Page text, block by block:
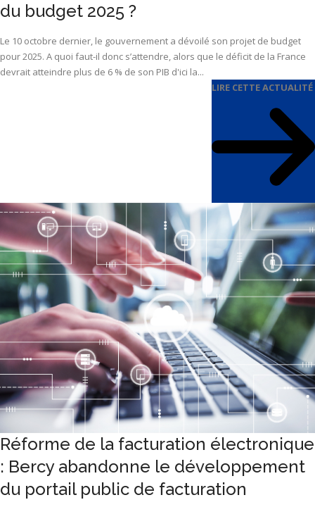
du budget 2025 ?
Le 10 octobre dernier, le gouvernement a dévoilé son projet de budget
pour 2025. A quoi faut-il donc s’attendre, alors que le déficit de la France
devrait atteindre plus de 6 % de son PIB d'ici la...
LIRE CETTE ACTUALITÉ
Réforme de la facturation électronique
: Bercy abandonne le développement
du portail public de facturation